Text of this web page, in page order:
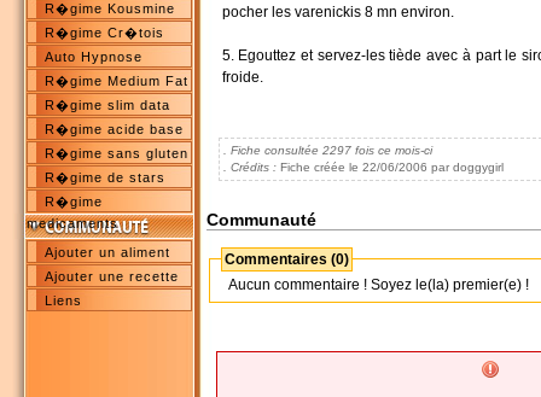
R�gime Kousmine
R�gime Cr�tois
Auto Hypnose
R�gime Medium Fat
R�gime slim data
R�gime acide base
R�gime sans gluten
R�gime de stars
R�gime
medicaments
Ajouter un aliment
Ajouter une recette
Liens
pocher les varenickis 8 mn environ.
5. Egouttez et servez-les tiède avec à part le
froide.
. Fiche consultée 2297 fois ce mois-ci
. Crédits :Fiche créée le 22/06/2006 par doggygirl
Communauté
Commentaires (0)
Aucun commentaire ! Soyez le(la) premier(e) !